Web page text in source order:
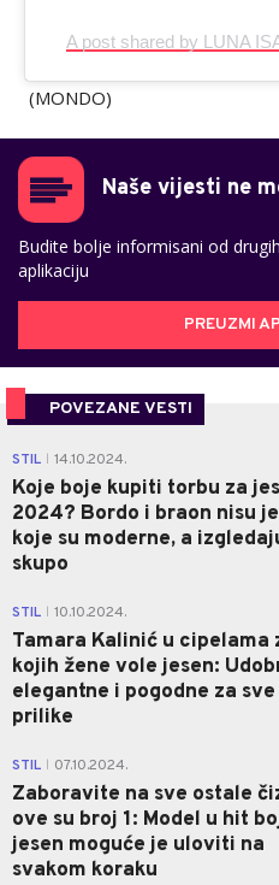
A post shared by LUNA
(MONDO)
Naše vijesti ne
Budite bolje informisani od
aplikaciju
PREUZMI
POVEZANE VESTI
STIL 14.10.2024.
Koje boje kupiti torbu za
2024? Bordo i braon nisu
koje su moderne, a
skupo
STIL 10.10.2024.
Tamara Kalinić u cipelama
kojih žene vole jesen:
elegantne i pogodne za sve
prilike
STIL 07.10.2024.
Zaboravite na sve ostale
ove su broj 1: Model u hit
jesen moguće je uloviti na
svakom koraku